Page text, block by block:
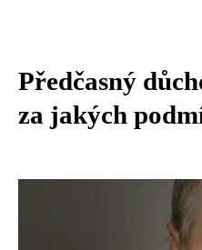
Předčasný
za jakých